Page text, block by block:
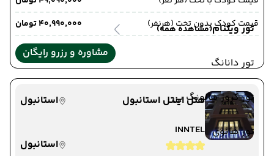
تور ویتنام(مشاهده همه)
تور دانانگ
تور کروز هالونگ بی
تور هانوی
قیمت کودک بدون تخت (هرنفر)
۴۰٬۹۹۰٬۰۰۰ تومان
مشاوره و رزرو رایگان
هتل اینتل استانبول
استانبول
INNTEL
استانبول